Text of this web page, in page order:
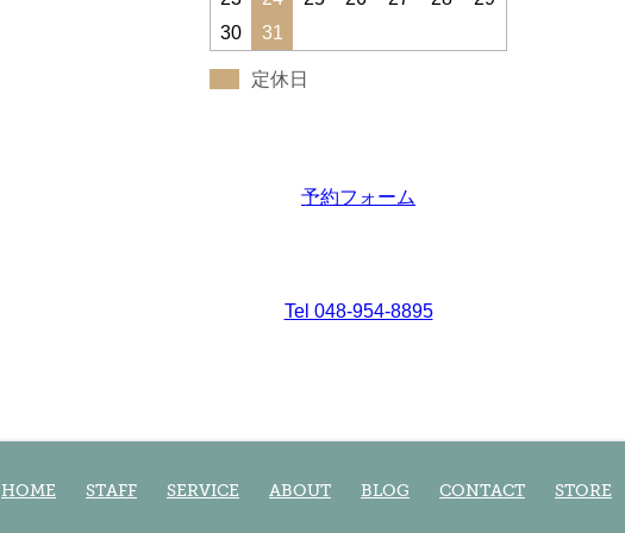
30
31
定休日
予約フォーム
Tel 048-954-8895
HOME STAFF SERVICE ABOUT BLOG CONTACT STORE